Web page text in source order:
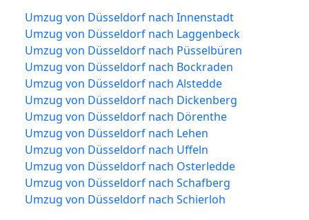
Umzug von Düsseldorf nach Innenstadt
Umzug von Düsseldorf nach Laggenbeck
Umzug von Düsseldorf nach Püsselbüren
Umzug von Düsseldorf nach Bockraden
Umzug von Düsseldorf nach Alstedde
Umzug von Düsseldorf nach Dickenberg
Umzug von Düsseldorf nach Dörenthe
Umzug von Düsseldorf nach Lehen
Umzug von Düsseldorf nach Uffeln
Umzug von Düsseldorf nach Osterledde
Umzug von Düsseldorf nach Schafberg
Umzug von Düsseldorf nach Schierloh